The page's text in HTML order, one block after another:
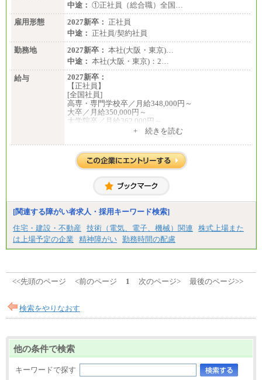
中途： ①正社員（総合職）全国…
雇用形態
2027新卒： 正社員
中途： 正社員/契約社員
勤務地
2027新卒： 本社(大阪・東京)…
中途： 本社(大阪・東京)：2…
給与
2027新卒：
【正社員】
[全国社員]
高専・専門学校卒／月給348,000円～
大卒／月給350,000円～
大学院卒／月給362,000円～
[地域社員]月給295,000円～
【正社員】
[全国社員]月給348,000円～
[地域社員]月給295,000円～
【契約社員】月給200,000円～
+ 続きを読む
[関連する障がい者求人・採用キーワード検索]
住宅・建設・不動産
技術（電気、電子、機械）関連
株式上場また
は上場予定の企業
精神障がい 勤務時間の配慮
<<先頭のページ <前のページ 1 次のページ> 最後のページ>>
検索をやりなおす
他の条件で検索
キーワードで探す